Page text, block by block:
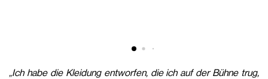
„Ich habe die Kleidung entworfen, die ich auf der Bühne trug,